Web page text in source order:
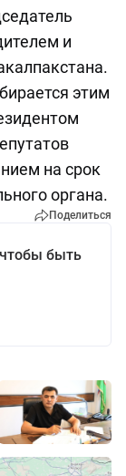
и
этим
на срок
органа.
Поделиться
быть